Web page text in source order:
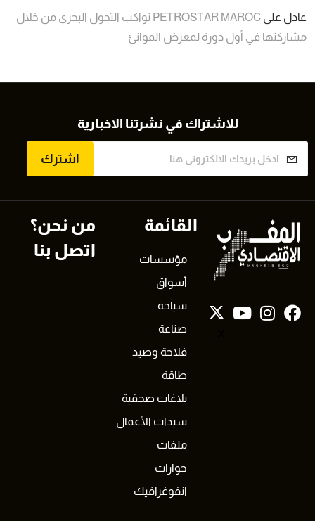
عادل على
PETROSTAR MAROC تواكب التحول البحري من خلال
مشاركتها في أول دورة لمعرض الموانئ
للاشتراك في نشرتنا الاخبارية
اشترك
القائمة
مؤسسات
أسواق
سياحة
صناعة
فلاحة وصيد
طاقة
بلاغات صحفية
سيدات الأعمال
ملفات
حوارات
انفوغرافيك
من نحن؟
اتصل بنا